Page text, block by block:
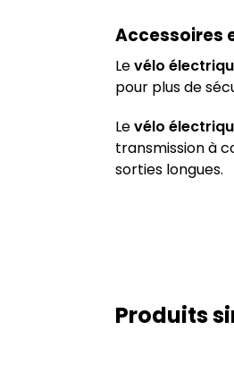
Accessoires
Levélo
pour plus de
Levélo
transmission à
sorties longues.
Produits